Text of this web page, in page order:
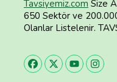
Tavsiyemiz.com Size
650 Sektör ve
Olanlar Listelenir.